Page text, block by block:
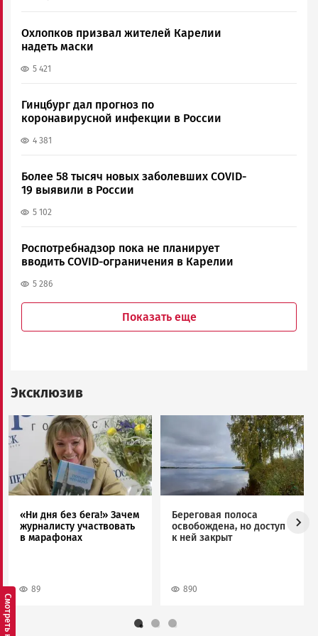
Охлопков призвал жителей Карелии
надеть маски
5 421
Гинцбург дал прогноз по
коронавирусной инфекции в России
4 381
Более 58 тысяч новых заболевших COVID-
19 выявили в России
5 102
Роспотребнадзор пока не планирует
вводить COVID-ограничения в Карелии
5 286
Показать еще
Эксклюзив
Image
«Ни дня без бега!» Зачем
журналисту участвовать
в марафонах
89
Береговая полоса
освобождена, но доступ
к ней закрыт
890